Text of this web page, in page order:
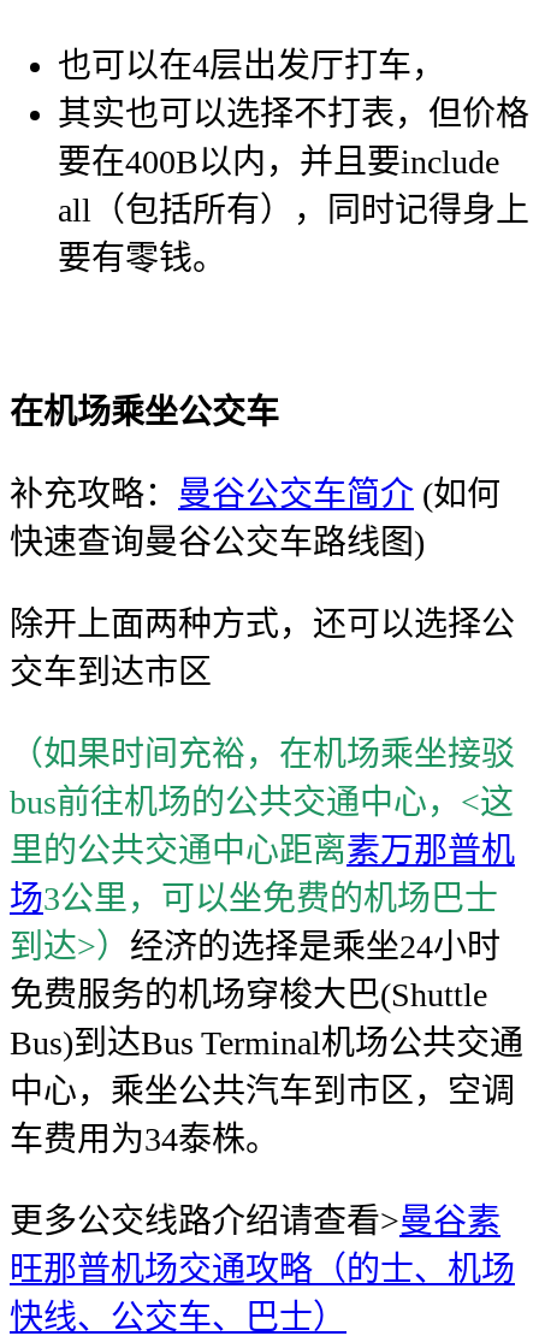
也可以在4层出发厅打车，
其实也可以选择不打表，但价格
要在400B以内，并且要include
all（包括所有），同时记得身上
要有零钱。
在机场乘坐公交车
补充攻略： 曼谷公交车简介 (如何
快速查询曼谷公交车路线图)
除开上面两种方式，还可以选择公
交车到达市区
（如果时间充裕，在机场乘坐接驳
bus前往机场的公共交通中心，<这
里的公共交通中心距离素万那普机
场3公里，可以坐免费的机场巴士
到达>） 经济的选择是乘坐24小时
免费服务的机场穿梭大巴(Shuttle
Bus)到达Bus Terminal机场公共交通
中心，乘坐公共汽车到市区，空调
车费用为34泰株。
更多公交线路介绍请查看>曼谷素
旺那普机场交通攻略（的士、机场
快线、公交车、巴士）